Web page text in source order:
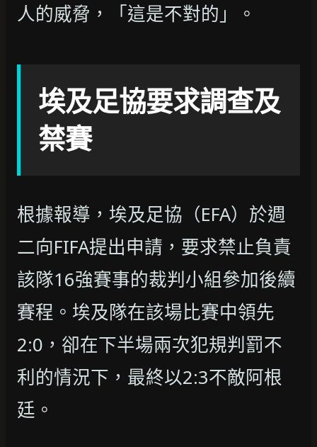
人的威脅，「這是不對的」。
埃及足協要求調查及
禁賽
根據報導，埃及足協（EFA）於週
二向FIFA提出申請，要求禁止負責
該隊16強賽事的裁判小組參加後續
賽程。埃及隊在該場比賽中領先
2:0，卻在下半場兩次犯規判罰不
利的情況下，最終以2:3不敵阿根
廷。